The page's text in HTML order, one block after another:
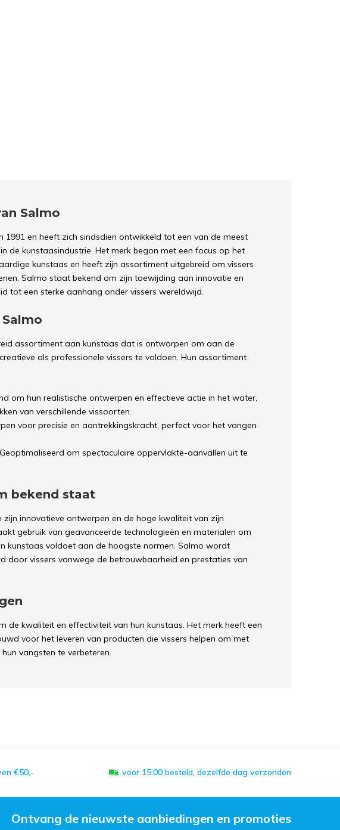
Salmo
1991 en heeft zich sindsdien ontwikkeld tot een van de meest
de kunstaasindustrie. Het merk begon met een focus op het
kunstaas en heeft zijn assortiment uitgebreid om vissers
Salmo staat bekend om zijn toewijding aan innovatie en
tot een sterke aanhang onder vissers wereldwijd.
assortiment aan kunstaas dat is ontworpen om aan de
als professionele vissers te voldoen. Hun assortiment
om hun realistische ontwerpen en effectieve actie in het water,
van verschillende vissoorten.
voor precisie en aantrekkingskracht, perfect voor het vangen
om spectaculaire oppervlakte-aanvallen uit te
bekend staat
innovatieve ontwerpen en de hoge kwaliteit van zijn
gebruik van geavanceerde technologieën en materialen om
kunstaas voldoet aan de hoogste normen. Salmo wordt
door vissers vanwege de betrouwbaarheid en prestaties van
de kwaliteit en effectiviteit van hun kunstaas. Het merk heeft een
voor het leveren van producten die vissers helpen om met
vangsten te verbeteren.
€50,- voor 15:00 besteld, dezelfde dag verzonden
Ontvang de nieuwste aanbiedingen en promoties